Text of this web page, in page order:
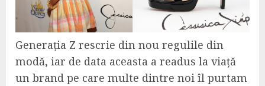
Generația Z rescrie din nou regulile din
modă, iar de data aceasta a readus la viață
un brand pe care multe dintre noi îl purtam